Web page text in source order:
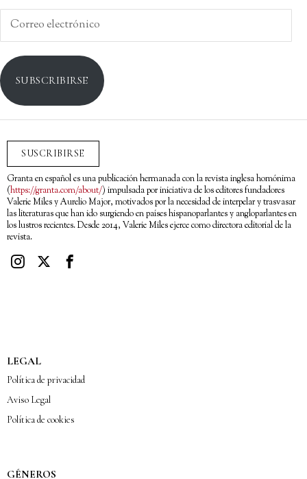
electrónico
SUBSCRIBIRSE
SUSCRIBIRSE
Granta en español es una publicación hermanada con la revista inglesa homónima
(https://granta.com/about/) impulsada por iniciativa de los editores fundadores
Valerie Miles y Aurelio Major, motivados por la necesidad de interpelar y trasvasar
las literaturas que han ido surgiendo en países hispanoparlantes y angloparlantes en
los lustros recientes. Desde 2014, Valerie Miles ejerce como directora editorial de la
revista.
LEGAL
Política de privacidad
Aviso Legal
Política de cookies
GÉNEROS